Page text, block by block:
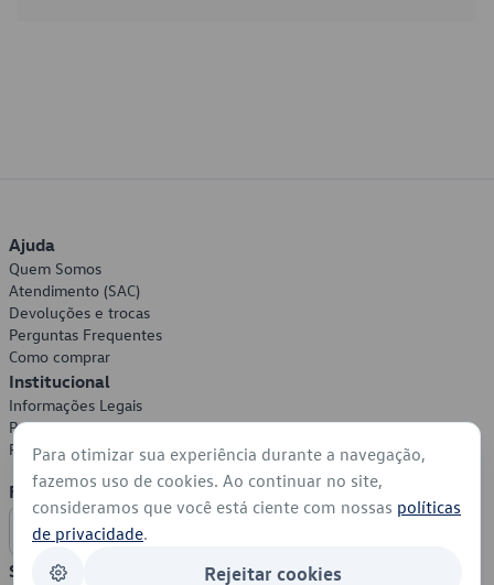
Ajuda
Quem Somos
Atendimento (SAC)
Devoluções e trocas
Perguntas Frequentes
Como comprar
Institucional
Informações Legais
Política de Privacidade
Política de Cookies
Formas de Pagamento
Segurança
Para otimizar sua experiência durante a navegação,
fazemos uso de cookies. Ao continuar no site,
consideramos que você está ciente com nossas políticas
de privacidade.
Rejeitar cookies